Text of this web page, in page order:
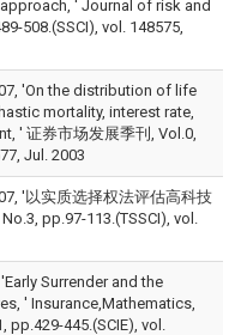
' Journal of risk and
508.(SSCI), vol. 148575,
'On the distribution of life
mortality, interest rate,
' 证券市场发展季刊, Vol.0,
Jul. 2003
'以实质选择权法评估高科技
pp.97-113.(TSSCI), vol.
Surrender and the
' Insurance,Mathematics,
445.(SCIE), vol.